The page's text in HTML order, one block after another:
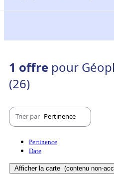
1 offre pour
(26)
Trier par Pertinence
Pertinence
Date
Afficher la carte (contenu non-